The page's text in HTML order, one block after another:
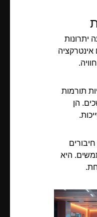
יתרונות
אינטרקציה
תורמות
הן
היא